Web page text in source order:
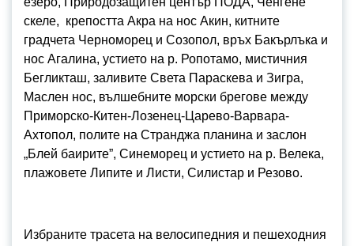
скеле, крепостта Акра на нос Акин, китните
градчета Черноморец и Созопол, връх Бакърлъка и
нос Агалина, устието на р. Ропотамо, мистичния
Бегликташ, заливите Света Параскева и Зигра,
Маслен нос, вълшебните морски брегове между
Приморско-Китен-Лозенец-Царево-Варвара-
Ахтопол, полите на Странджа планина и заслон
„Блей баирите”, Синеморец и устието на р. Велека,
плажовете Липите и Листи, Силистар и Резово.
Избраните трасета на велосипедния и пешеходния